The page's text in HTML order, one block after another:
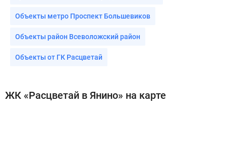
Объекты метро Проспект Большевиков
Объекты район Всеволожский район
Объекты от ГК Расцветай
ЖК «Расцветай в Янино» на карте